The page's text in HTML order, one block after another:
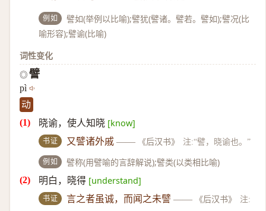
例如
譬如(举例以比喻);譬犹(譬诸。譬若。譬如);譬况(比
喻形容);譬谕(比喻)
词性变化
◎ 譬
pì
动
晓谕，使人知晓 [know]
书证 又譬诸外戚 —— 《后汉书》 注:“譬，晓谕也。”
例如 譬称(用譬喻的言辞解说);譬类(以类相比喻)
明白，晓得 [understand]
书证 言之者虽诚，而闻之未譬 —— 《后汉书》
注: